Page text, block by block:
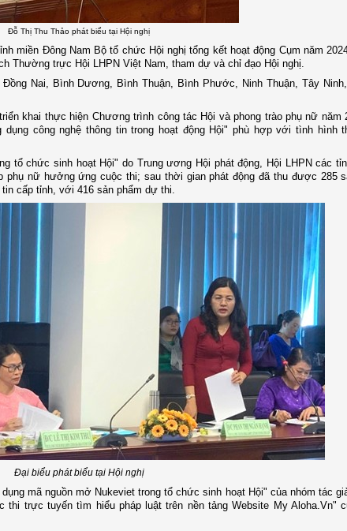
Đỗ Thị Thu Thảo phát biểu tại Hội nghị
miền Đông Nam Bộ tổ chức Hội nghị tổng kết hoạt động Cụm năm
Thường trực Hội LHPN Việt Nam, tham dự và chỉ đạo Hội nghị.
Nai, Bình Dương, Bình Thuận, Bình Phước, Ninh Thuận, Tây
khai thực hiện Chương trình công tác Hội và phong trào phụ nữ năm
công nghệ thông tin trong hoạt động Hội" phù hợp với tình hình
tổ chức sinh hoạt Hội" do Trung ương Hội phát động, Hội LHPN các
phụ nữ hưởng ứng cuộc thi; sau thời gian phát động đã thu được 285
cấp tỉnh, với 416 sản phẩm dự thi.
Đại biểu phát biểu tại Hội nghị
mã nguồn mở Nukeviet trong tổ chức sinh hoạt Hội" của nhóm tác
trực tuyến tìm hiểu pháp luật trên nền tảng Website My Aloha.Vn"